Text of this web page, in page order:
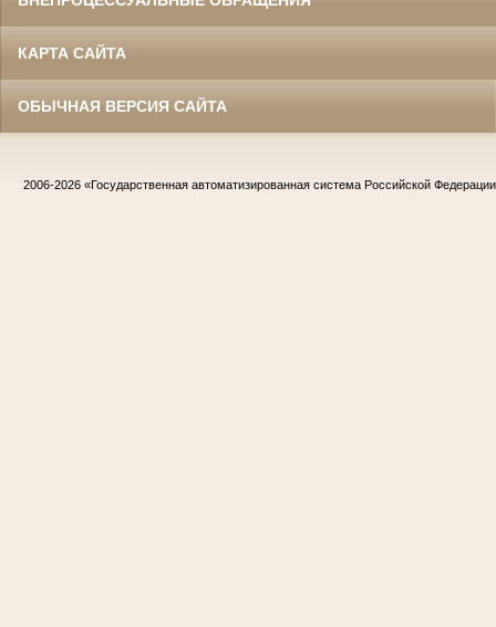
КАРТА САЙТА
ОБЫЧНАЯ ВЕРСИЯ САЙТА
2006-2026 «Государственная автоматизированная система Российской